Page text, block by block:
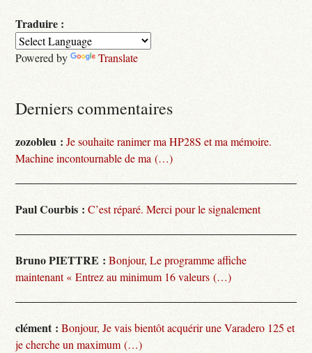
Traduire :
Powered by Translate
Derniers commentaires
zozobleu : Je souhaite ranimer ma HP28S et ma mémoire.
Machine incontournable de ma (…)
Paul Courbis : C’est réparé. Merci pour le signalement
Bruno PIETTRE : Bonjour, Le programme affiche
maintenant « Entrez au minimum 16 valeurs (…)
clément : Bonjour, Je vais bientôt acquérir une Varadero 125 et
je cherche un maximum (…)